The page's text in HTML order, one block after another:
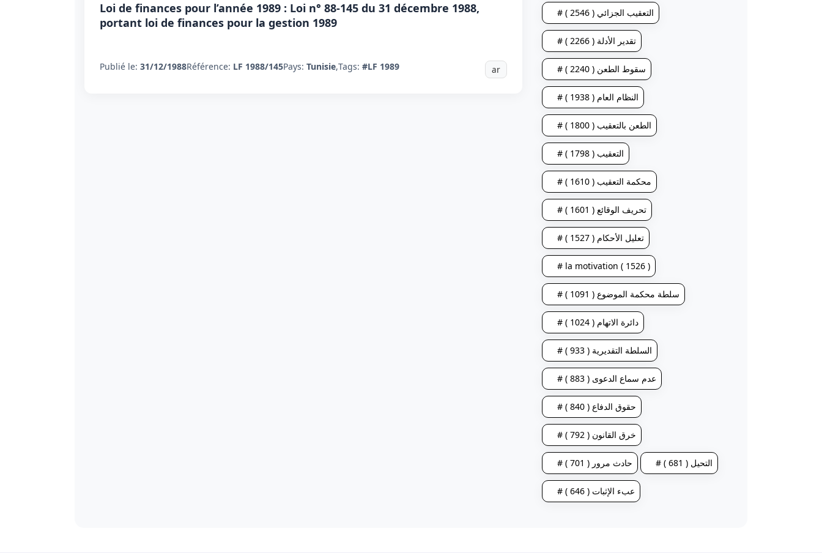
Loi de finances pour l’année 1989 : Loi n° 88-145 du 31 décembre 1988,
portant loi de finances pour la gestion 1989
Publié le: 31/12/1988Référence: LF 1988/145Pays: Tunisie,Tags: #LF 1989 ar
# التعقيب الجزائي ( 2546 )
# تقدير الأدلة ( 2266 )
# سقوط الطعن ( 2240 )
# النظام العام ( 1938 )
# الطعن بالتعقيب ( 1800 )
# التعقيب ( 1798 )
# محكمة التعقيب ( 1610 )
# تحريف الوقائع ( 1601 )
# تعليل الأحكام ( 1527 )
# la motivation ( 1526 )
# سلطة محكمة الموضوع ( 1091 )
# دائرة الاتهام ( 1024 )
# السلطة التقديرية ( 933 )
# عدم سماع الدعوى ( 883 )
# حقوق الدفاع ( 840 )
# خرق القانون ( 792 )
# حادث مرور ( 701 ) # التحيل ( 681 )
# عبء الإثبات ( 646 )